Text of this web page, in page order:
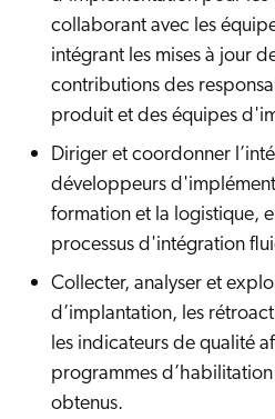
collaborant avec les
intégrant les mises à jour
contributions des
produit et des équipes
Diriger et coordonner
développeurs
formation et la logistique,
processus d'intégration
Collecter, analyser et
d’implantation, les
les indicateurs de qualité
programmes d’habilitation
obtenus.